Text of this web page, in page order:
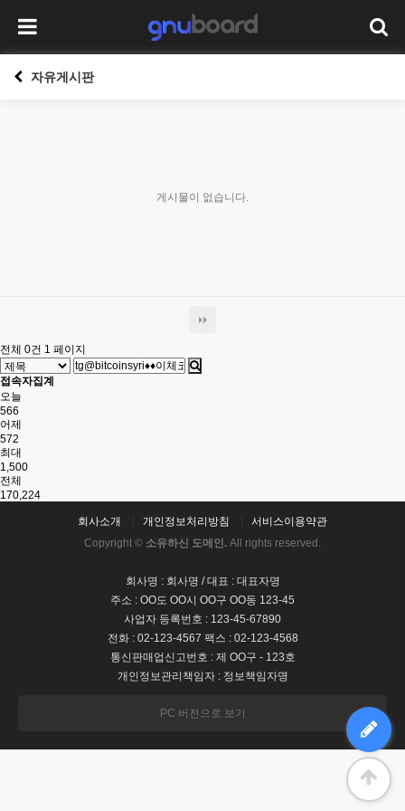
자유게시판
게시물이 없습니다.
전체 0건 1 페이지
접속자집계
오늘
566
어제
572
최대
1,500
전체
170,224
회사소개 개인정보처리방침
서비스이용약관
Copyright © 소유하신 도메인. All rights reserved.
회사명 : 회사명 / 대표 : 대표자명
주소 : OO도 OO시 OO구 OO동 123-45
사업자 등록번호 : 123-45-67890
전화 : 02-123-4567 팩스 : 02-123-4568
통신판매업신고번호 : 제 OO구 - 123호
개인정보관리책임자 : 정보책임자명
PC 버전으로 보기